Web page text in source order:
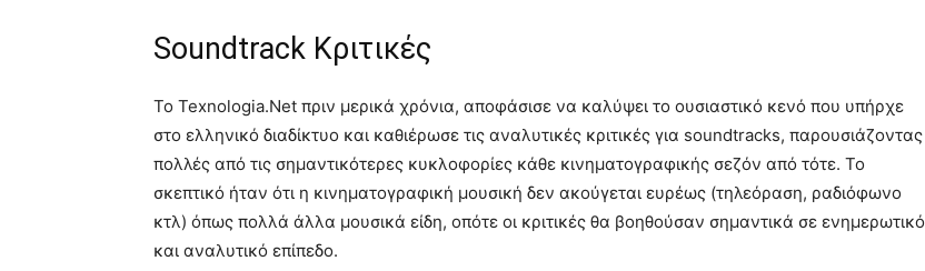
Soundtrack Κριτικές
Το Texnologia.Net πριν μερικά χρόνια, αποφάσισε να καλύψει το ουσιαστικό κενό που υπήρχε
στο ελληνικό διαδίκτυο και καθιέρωσε τις αναλυτικές κριτικές για soundtracks, παρουσιάζοντας
πολλές από τις σημαντικότερες κυκλοφορίες κάθε κινηματογραφικής σεζόν από τότε. Το
σκεπτικό ήταν ότι η κινηματογραφική μουσική δεν ακούγεται ευρέως (τηλεόραση, ραδιόφωνο
κτλ) όπως πολλά άλλα μουσικά είδη, οπότε οι κριτικές θα βοηθούσαν σημαντικά σε ενημερωτικό
και αναλυτικό επίπεδο.